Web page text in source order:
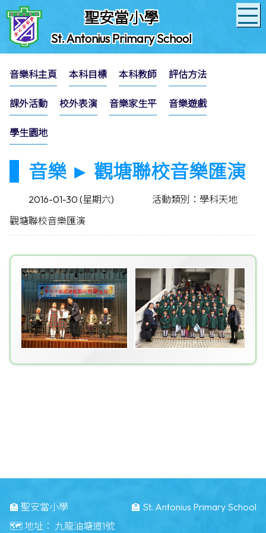
聖安當小學
St. Antonius Primary School
音樂科主頁 本科目標 本科教師 評估方法
課外活動 校外表演 音樂家生平 音樂遊戲
學生園地
音樂 ► 觀塘聯校音樂匯演
2016-01-30 (星期六)
活動類別：學科天地
觀塘聯校音樂匯演
🏫 聖安當小學
🏫 St. Antonius Primary School
🗺️ 地址： 九龍油塘道1號